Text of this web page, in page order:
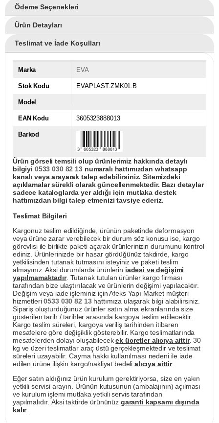
Ödeme Seçenekleri
Ürün Detayları
Teslimat ve İade Koşulları
Marka EVA
Stok Kodu EVAPLAST.ZMK01.B
Model
EAN Kodu 3605323888013
Barkod
Ürün görseli temsili olup ürünlerimiz hakkında detaylı
bilgiyi 0533 030 82 13numaralı hattımızdan whatsapp
kanalı veya arayarak talep edebilirsiniz. Sitemizdeki
açıklamalar sürekli olarak güncellenmektedir. Bazı detaylar
sadece kataloglarda yer aldığı için mutlaka destek
hattımızdan bilgi talep etmenizi tavsiye ederiz.
Teslimat Bilgileri
Kargonuz teslim edildiğinde, ürünün paketinde deformasyon
veya ürüne zarar verebilecek bir durum söz konusu ise, kargo
görevlisi ile birlikte paketi açarak ürünlerinizin durumunu kontrol
ediniz. Ürünlerinizde bir hasar gördüğünüz takdirde, kargo
yetkilisinden tutanak tutmasını isteyiniz ve paketi teslim
almayınız. Aksi durumlarda ürünlerin iadesi ve değişimi
yapılmamaktadır. Tutanak tutulan ürünler kargo firması
tarafından bize ulaştırılacak ve ürünlerin değişimi yapılacaktır.
Değişim veya iade işleminiz için Afeks Yapı Market müşteri
hizmetleri0533 030 82 13hattımıza ulaşarak bilgi alabilirsiniz.
Sipariş oluşturduğunuz ürünler satın alma ekranlarında size
gösterilen tarih / tarihler arasında kargoya teslim edilecektir.
Kargo teslim süreleri, kargoya veriliş tarihinden itibaren
mesafelere göre değişiklik gösterebilir. Kargo teslimatlarında
mesafelerden dolayı oluşabilecekek ücretler alıcıya aittir. 30
kg ve üzeri teslimatlar araç üstü gerçekleşmektedir ve teslimat
süreleri uzayabilir. Cayma hakkı kullanılması nedeni ile iade
edilen ürüne ilişkin kargo/nakliyat bedeli alıcıya aittir.
Eğer satın aldığınız ürün kurulum gerektiriyorsa, size en yakın
yetkili servisi arayın. Ürünün kutusunun (ambalajının) açılması
ve kurulum işlemi mutlaka yetkili servis tarafından
yapılmalıdır. Aksi taktirde ürününüz garanti kapsamı dışında
kalır.